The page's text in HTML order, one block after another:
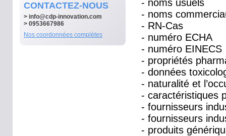
CONTACTEZ-NOUS
> info@cdp-innovation.com
> 0953667986
Nos coordonnées complètes
- noms usuels
- noms
- RN-Cas
- numéro ECHA
- numéro EINECS
- propriétés
- données
- naturalité et
- caractéristiques
- fournisseurs
- fournisseurs
- produits